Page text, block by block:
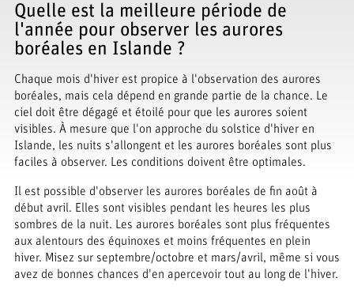
Quelle est la meilleure période de
l'année pour observer les aurores
boréales en Islande ?
Chaque mois d'hiver est propice à l'observation des aurores
boréales, mais cela dépend en grande partie de la chance. Le
ciel doit être dégagé et étoilé pour que les aurores soient
visibles. À mesure que l'on approche du solstice d'hiver en
Islande, les nuits s'allongent et les aurores boréales sont plus
faciles à observer. Les conditions doivent être optimales.
Il est possible d'observer les aurores boréales de fin août à
début avril. Elles sont visibles pendant les heures les plus
sombres de la nuit. Les aurores boréales sont plus fréquentes
aux alentours des équinoxes et moins fréquentes en plein
hiver. Misez sur septembre/octobre et mars/avril, même si vous
avez de bonnes chances d'en apercevoir tout au long de l'hiver.